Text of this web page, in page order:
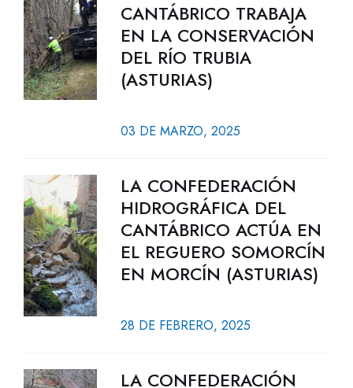
CANTÁBRICO TRABAJA
EN LA CONSERVACIÓN
DEL RÍO TRUBIA
(ASTURIAS)
03 DE MARZO, 2025
LA CONFEDERACIÓN
HIDROGRÁFICA DEL
CANTÁBRICO ACTÚA EN
EL REGUERO SOMORCÍN
EN MORCÍN (ASTURIAS)
28 DE FEBRERO, 2025
LA CONFEDERACIÓN